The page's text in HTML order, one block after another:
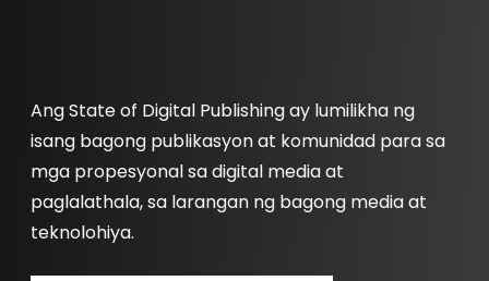
Ang State of Digital Publishing ay lumilikha ng
isang bagong publikasyon at komunidad para sa
mga propesyonal sa digital media at
paglalathala, sa larangan ng bagong media at
teknolohiya.